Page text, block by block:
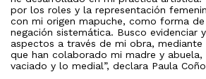
por los roles y la representación
con mi origen mapuche, como forma de
negación sistemática. Busco evidenciar
aspectos a través de mi obra, mediante
que han colaborado mi madre y abuela,
vaciado y lo medial”, declara Paula